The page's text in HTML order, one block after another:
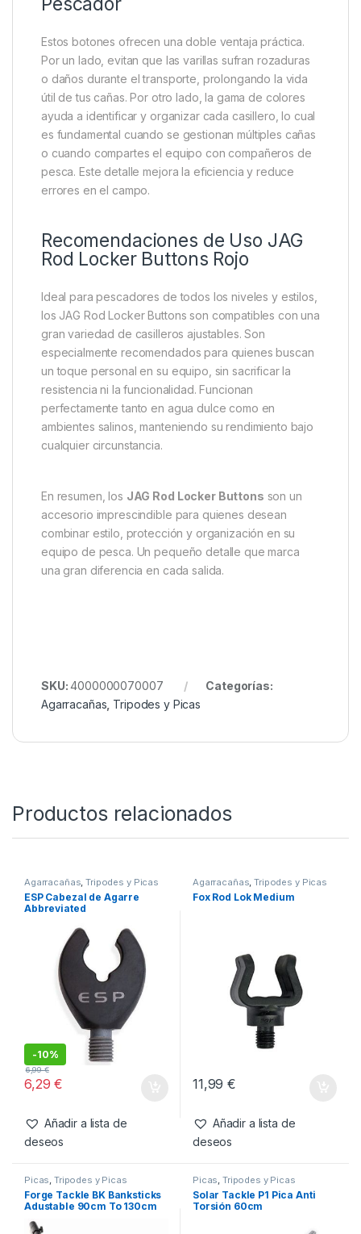
requieren herramientas adicionales y encajan
perfectamente en los casilleros ajustables,
asegurando una fijación estable. Esto hace que
personalizar y proteger tus varillas sea rápido, sin
complicaciones, y sin afectar la funcionalidad de tu
equipo.
Beneficios Clave para el
Pescador
Estos botones ofrecen una doble ventaja práctica.
Por un lado, evitan que las varillas sufran rozaduras
o daños durante el transporte, prolongando la vida
útil de tus cañas. Por otro lado, la gama de colores
ayuda a identificar y organizar cada casillero, lo cual
es fundamental cuando se gestionan múltiples cañas
o cuando compartes el equipo con compañeros de
pesca. Este detalle mejora la eficiencia y reduce
errores en el campo.
Recomendaciones de Uso JAG
Rod Locker Buttons Rojo
Ideal para pescadores de todos los niveles y estilos,
los JAG Rod Locker Buttons son compatibles con una
gran variedad de casilleros ajustables. Son
especialmente recomendados para quienes buscan
un toque personal en su equipo, sin sacrificar la
En resumen, losJAG Rod Locker Buttonsson un
accesorio imprescindible para quienes desean
equipo de pesca. Un pequeño detalle que marca
SKU:4000000070007
Categorías:
Agarracañas,Tripodes y Picas
Productos relacionados
Agarracañas
ESP Cabezal de Agarre
Agarracañas
Fox Rod Lok Medium